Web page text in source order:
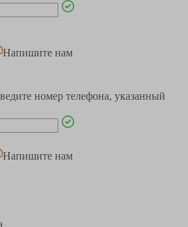
Напишите нам
номер телефона, указанный
Напишите нам